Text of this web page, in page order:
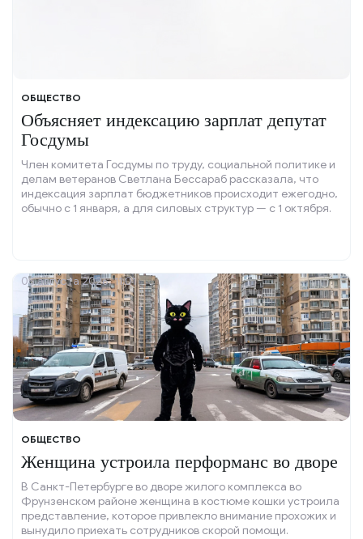
ОБЩЕСТВО
Объясняет индексацию зарплат депутат
Госдумы
Член комитета Госдумы по труду, социальной политике и
делам ветеранов Светлана Бессараб рассказала, что
индексация зарплат бюджетников происходит ежегодно,
обычно с 1 января, а для силовых структур — с 1 октября.
ОБЩЕСТВО
Женщина устроила перформанс во дворе
В Санкт-Петербурге во дворе жилого комплекса во
Фрунзенском районе женщина в костюме кошки устроила
представление, которое привлекло внимание прохожих и
вынудило приехать сотрудников скорой помощи.
05 августа 2026, 11:01